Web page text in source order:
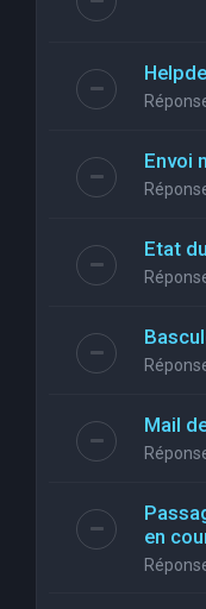
Envoi
Etat
Mail
en